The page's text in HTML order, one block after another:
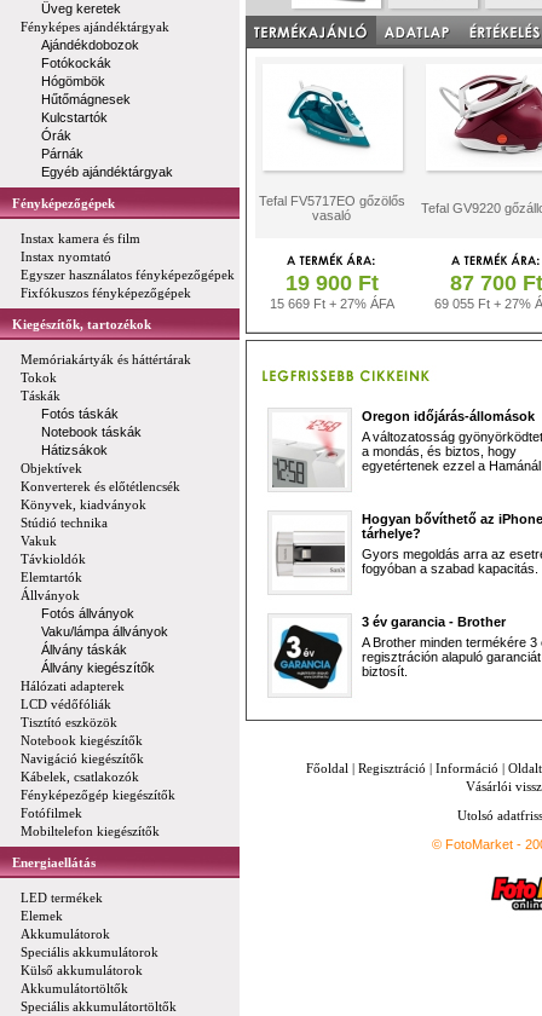
Üveg keretek
Fényképes ajándéktárgyak
Ajándékdobozok
Fotókockák
Hógömbök
Hűtőmágnesek
Kulcstartók
Órák
Párnák
Egyéb ajándéktárgyak
Fényképezőgépek
Instax kamera és film
Instax nyomtató
Egyszer használatos fényképezőgépek
Fixfókuszos fényképezőgépek
Kiegészítők, tartozékok
Memóriakártyák és háttértárak
Tokok
Táskák
Fotós táskák
Notebook táskák
Hátizsákok
Objektívek
Konverterek és előtétlencsék
Könyvek, kiadványok
Stúdió technika
Vakuk
Távkioldók
Elemtartók
Állványok
Fotós állványok
Vaku/lámpa állványok
Állvány táskák
Állvány kiegészítők
Hálózati adapterek
LCD védőfóliák
Tisztító eszközök
Notebook kiegészítők
Navigáció kiegészítők
Kábelek, csatlakozók
Fényképezőgép kiegészítők
Fotófilmek
Mobiltelefon kiegészítők
Energiaellátás
LED termékek
Elemek
Akkumulátorok
Speciális akkumulátorok
Külső akkumulátorok
Akkumulátortöltők
Speciális akkumulátortöltők
Tefal FV5717EO gőzölős
vasaló
Tefal GV9220
19 900 Ft
15 669 Ft + 27% ÁFA
87 700 Ft
69 055 Ft + 27%
Oregon időjárás-állomások
A változatosság
a mondás, és biztos, hogy
egyetértenek ezzel a
Hogyan bővíthető az iPhone
tárhelye?
Gyors megoldás arra az
fogyóban a szabad kapacitás.
3 év garancia - Brother
A Brother minden termékére 3
regisztráción alapuló garanciát
biztosít.
Főoldal | Regisztráció | Információ |
Vásárlói
Utolsó
© FotoMarket -